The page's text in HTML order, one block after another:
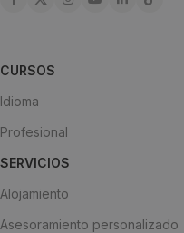
CURSOS
Idioma
Profesional
SERVICIOS
Alojamiento
Asesoramiento personalizado